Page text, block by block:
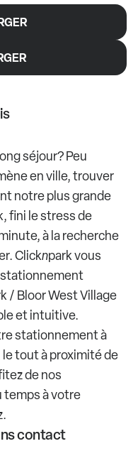
séjour? Peu
en ville, trouver
notre plus grande
fini le stress de
à la recherche
Clicknpark vous
stationnement
/ Bloor West Village
et intuitive.
stationnement à
le tout à proximité de
de nos
à votre
contact